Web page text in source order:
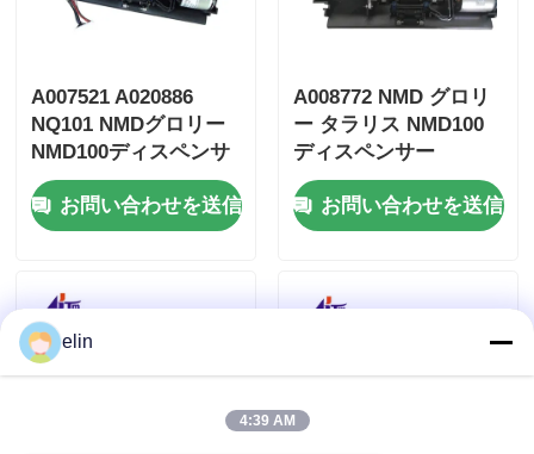
A007521 A020886
NQ101 NMDグロリー
NMD100ディスペンサ
ー用のホルダーアッシ
ー お問い合わせを送信
A008772 NMD グロリ
ー タラリス NMD100
ディスペンサー
NQ200 ホールダー ア
ッシーお問い合わせを送信
elin
4:39 AM